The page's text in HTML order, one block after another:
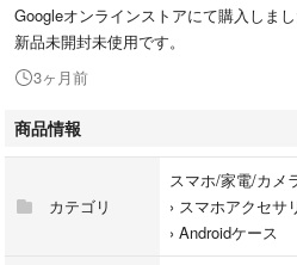
Googleオンラインストアにて購入しまし
新品未開封未使用です。
3ヶ月前
商品情報
カテゴリ
スマホ/家電/カメ
› スマホアクセサ
› Androidケース